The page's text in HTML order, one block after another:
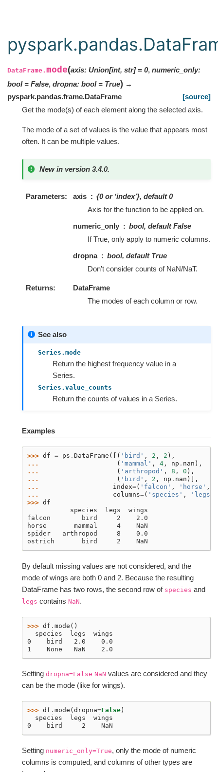
DataFrame. mode(axis: Union[int, str] = 0, numeric_only:
bool = False, dropna: bool = True) →
pyspark.pandas.frame.DataFrame
[source]
Get the mode(s) of each element along the selected axis.
The mode of a set of values is the value that appears most
often. It can be multiple values.
New in version 3.4.0.
Parameters axis
{0 or ‘index’}, default 0
Axis for the function to be applied on.
numeric_only
bool, default False
If True, only apply to numeric columns.
dropna
bool, default True
Don’t consider counts of NaN/NaT.
Returns
DataFrame
The modes of each column or row.
See also
Series.mode
Return the highest frequency value in a
Series.
Series.value_counts
Return the counts of values in a Series.
Examples
>>> df = ps . DataFrame ([( 'bird' , 2 , 2 ),
...
( 'mammal' , 4 , np . nan ),
...
( 'arthropod' , 8 , 0 ),
...
( 'bird' , 2 , np . nan )],
...
index=( 'falcon' , 'horse' ,
...
columns=( 'species' , 'legs'
>>> df
           species  legs  wings
falcon        bird     2    2.0
horse       mammal     4    NaN
spider   arthropod     8    0.0
ostrich       bird     2    NaN
By default missing values are not considered, and the
mode of wings are both 0 and 2. Because the resulting
DataFrame has two rows, the second row of species and
legs contains NaN.
>>> df . mode ()
  species  legs  wings
0    bird   2.0    0.0
1    None   NaN    2.0
Setting dropna=False NaN values are considered and they
can be the mode (like for wings).
>>> df . mode ( dropna=False )
  species  legs  wings
0    bird     2    NaN
Setting numeric_only=True, only the mode of numeric
columns is computed, and columns of other types are